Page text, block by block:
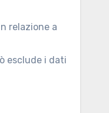
relazione a
esclude i dati